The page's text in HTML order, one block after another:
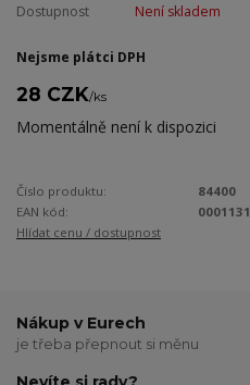
Dostupnost Není skladem
Nejsme plátci DPH
28 CZK/ks
Momentálně není k dispozici
Číslo produktu:
84400
EAN kód:
0001131
Hlídat cenu / dostupnost
Nákup v Eurech
je třeba přepnout si měnu